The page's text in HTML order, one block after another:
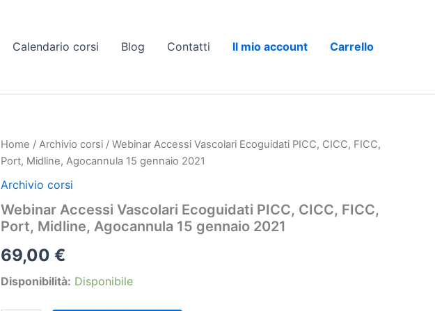
Calendario corsi Blog Contatti Il mio account Carrello
Home / Archivio corsi / Webinar Accessi Vascolari Ecoguidati PICC, CICC, FICC,
Port, Midline, Agocannula 15 gennaio 2021
Archivio corsi
Webinar Accessi Vascolari Ecoguidati PICC, CICC, FICC,
Port, Midline, Agocannula 15 gennaio 2021
69,00 €
Disponibilità: Disponibile